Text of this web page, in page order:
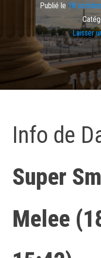
Publié le 18
Laisser
Info de
Super
Melee